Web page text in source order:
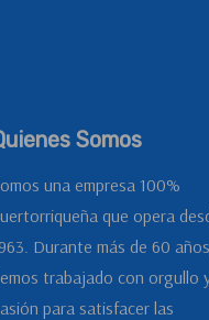
Somos
una empresa 100%
que opera
Durante más de 60
trabajado con orgullo
para satisfacer las